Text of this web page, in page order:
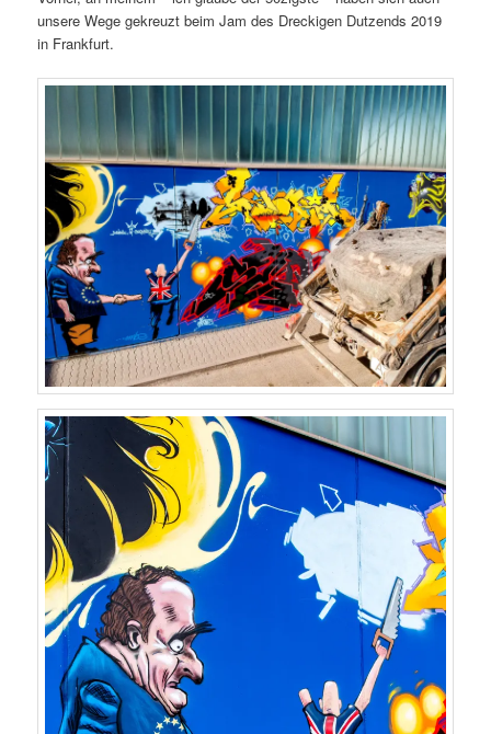
unsere Wege gekreuzt beim Jam des Dreckigen Dutzends 2019
in Frankfurt.